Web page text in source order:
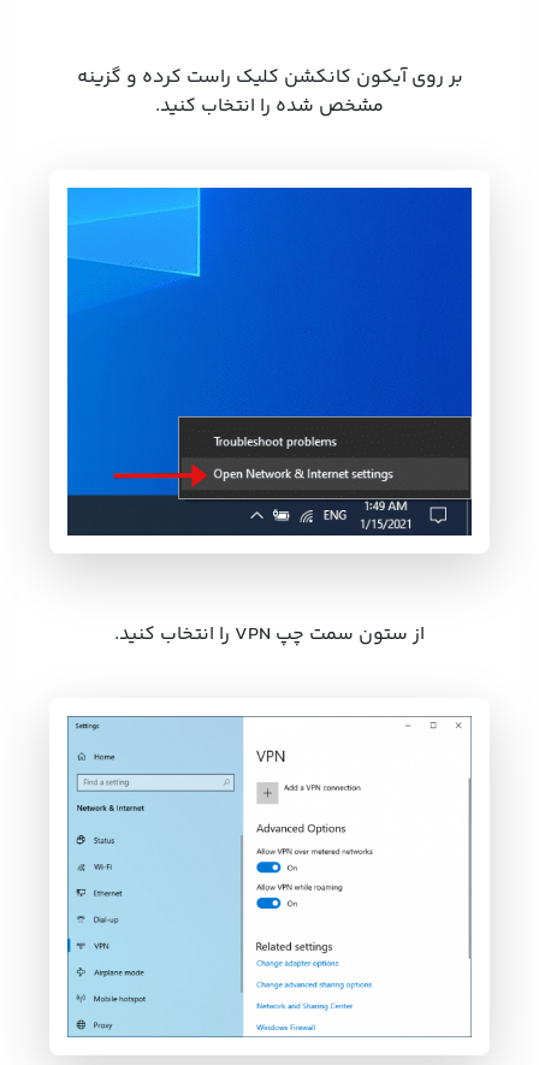
بر روی آیکون کانکشن کلیک راست کرده و گزینه
مشخص شده را انتخاب کنید.
از ستون سمت چپ VPN را انتخاب کنید.